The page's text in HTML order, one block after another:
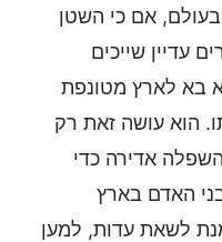
אם כי השטן
עדיין שייכים
בא לארץ מטונפת
הוא עושה זאת רק
אדירה כדי
האדם בארץ
לשאת עדות, למען